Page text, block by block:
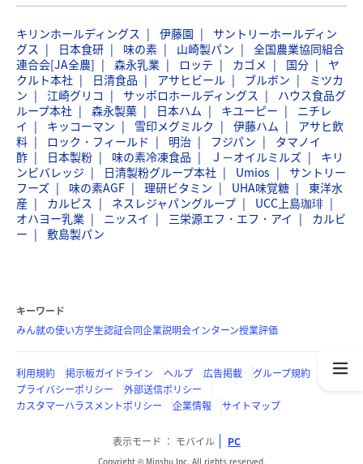
キリンホールディングス 伊藤園
サントリーホールディン
グス
日本食研 味の素 山崎製パン
全国農業協同組合
連合会[JA全農]
森永乳業 ロッテ カゴメ 国分
ヤ
クルト本社
日清食品 アサヒビール ブルボン
ミツカ
ン
江崎グリコ サッポロホールディングス
ハウス食品グ
ループ本社
森永製菓 日本ハム キユーピー
ニチレ
イ
キッコーマン 雪印メグミルク 伊藤ハム
アサヒ飲
料
ロック・フィールド 明治 フジパン
タマノイ
酢
日本製粉 味の素冷凍食品 Ｊ－オイルミルズ
キリ
ンビバレッジ
日清製粉グループ本社 Umios
サントリー
フーズ
味の素AGF 理研ビタミン UHA味覚糖
東洋水
産
カルピス ネスレジャパングループ
UCC上島珈琲
オハヨー乳業
ニッスイ 三栄源エフ・エフ・アイ
カルビ
ー
敷島製パン
キーワード
みん就の使い方学生認証合同企業説明会インターン授業評価
利用規約 掲示板ガイドライン ヘルプ 広告掲載
グループ規約
プライバシーポリシー
外部送信ポリシー
カスタマーハラスメントポリシー
企業情報 サイトマップ
表示モード モバイル PC
Copyright © Minshu Inc. All rights reserved.